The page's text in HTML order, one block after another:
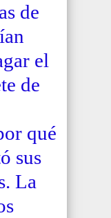
de
el
de
qué
sus
La